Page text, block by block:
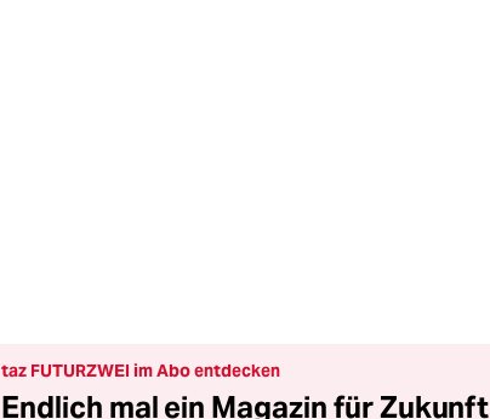
taz FUTURZWEI im Abo entdecken
Endlich mal ein Magazin für Zukunft